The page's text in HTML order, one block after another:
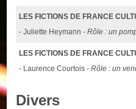
LES FICTIONS DE FRANCE
- Juliette Heymann -Rôle : un
LES FICTIONS DE FRANCE
- Laurence Courtois -Rôle : un
Divers